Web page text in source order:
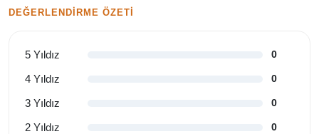
DEĞERLENDIRME ÖZETI
5 Yıldız 0
4 Yıldız 0
3 Yıldız 0
2 Yıldız 0